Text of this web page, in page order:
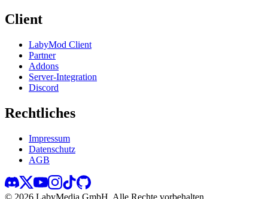
Client
LabyMod Client
Partner
Addons
Server-Integration
Discord
Rechtliches
Impressum
Datenschutz
AGB
© 2026 LabyMedia GmbH. Alle Rechte vorbehalten.